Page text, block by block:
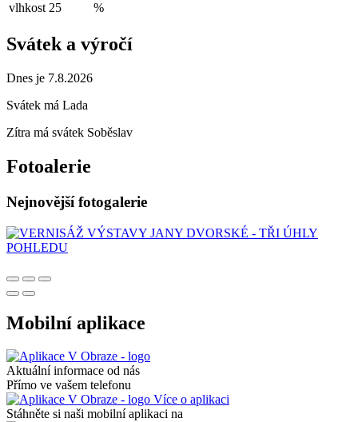
vlhkost 25 %
Svátek a výročí
Dnes je 7.8.2026
Svátek má Lada
Zítra má svátek Soběslav
Fotoalerie
Nejnovější fotogalerie
Mobilní aplikace
Aktuální informace od nás
Přímo ve vašem telefonu
Více o aplikaci
Stáhněte si naši mobilní aplikaci na